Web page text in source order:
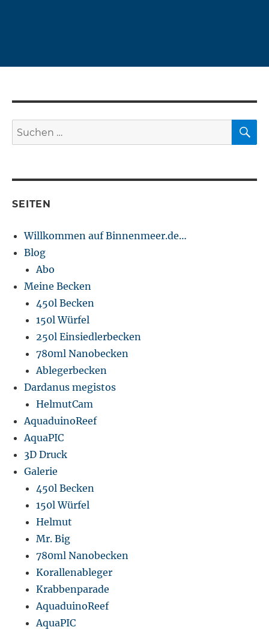
Suchen
nach:
SEITEN
Willkommen auf Binnenmeer.de…
Blog
Abo
Meine Becken
450l Becken
150l Würfel
250l Einsiedlerbecken
780ml Nanobecken
Ablegerbecken
Dardanus megistos
HelmutCam
AquaduinoReef
AquaPIC
3D Druck
Galerie
450l Becken
150l Würfel
Helmut
Mr. Big
780ml Nanobecken
Korallenableger
Krabbenparade
AquaduinoReef
AquaPIC